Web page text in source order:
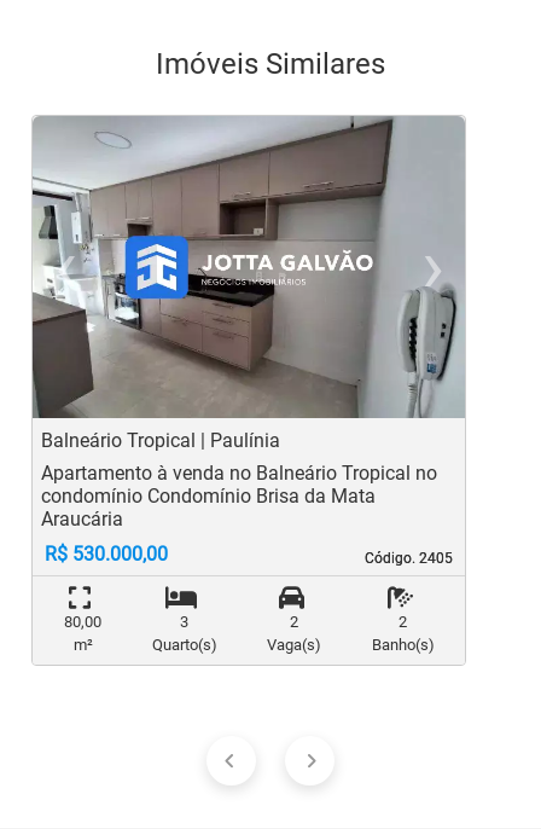
Imóveis Similares
‹
Previous
›
Balneário Tropical | Paulínia
Código. 2405
Código. 2405
Apartamento à venda no Balneário Tropical no
condomínio Condomínio Brisa da Mata
Araucária
R$ 530.000,00
80,00
m²
3
Quarto(s)
2
Vaga(s)
2
Banho(s)